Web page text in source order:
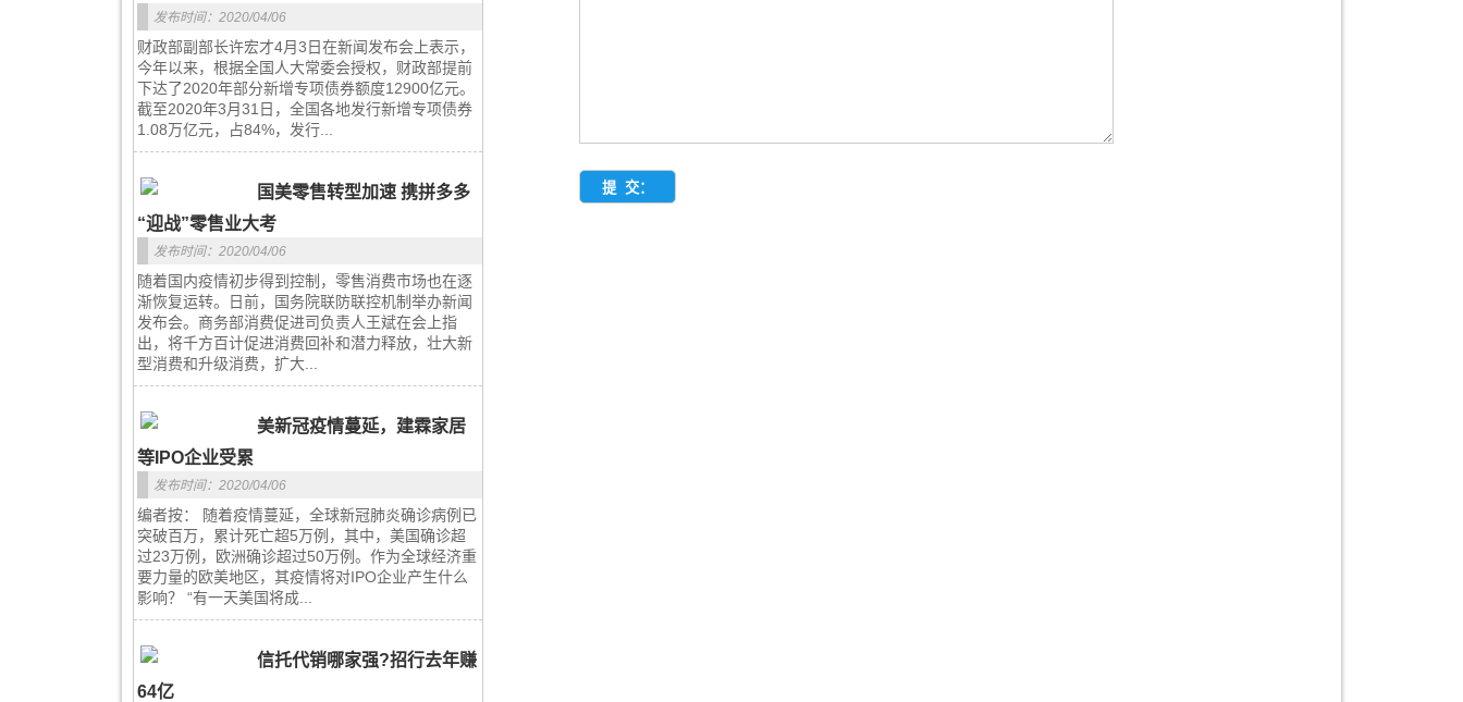
发布时间：2020/04/06
财政部副部长许宏才4月3日在新闻发布会上表示，
今年以来，根据全国人大常委会授权，财政部提前
下达了2020年部分新增专项债券额度12900亿元。
截至2020年3月31日，全国各地发行新增专项债券
1.08万亿元，占84%，发行...
国美零售转型加速 携拼多多
“迎战”零售业大考
发布时间：2020/04/06
随着国内疫情初步得到控制，零售消费市场也在逐
渐恢复运转。日前，国务院联防联控机制举办新闻
发布会。商务部消费促进司负责人王斌在会上指
出，将千方百计促进消费回补和潜力释放，壮大新
型消费和升级消费，扩大...
美新冠疫情蔓延，建霖家居
等IPO企业受累
发布时间：2020/04/06
编者按： 随着疫情蔓延，全球新冠肺炎确诊病例已
突破百万，累计死亡超5万例，其中，美国确诊超
过23万例，欧洲确诊超过50万例。作为全球经济重
要力量的欧美地区，其疫情将对IPO企业产生什么
影响？ “有一天美国将成...
信托代销哪家强?招行去年赚
64亿